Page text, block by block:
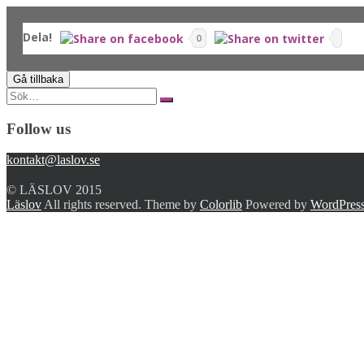
Dela! 0
Search
for:
Follow us
kontakt@laslov.se
© LÄSLOV 2015
Läslov All rights reserved. Theme by Colorlib Powered by